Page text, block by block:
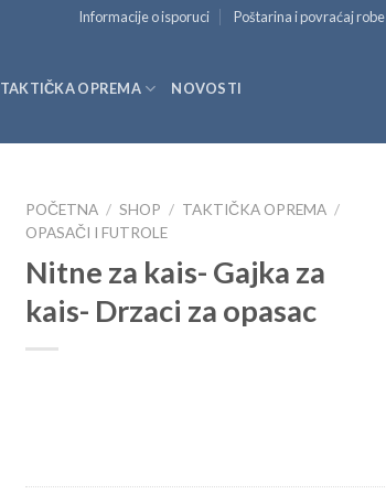
Informacije o isporuci Poštarina i povraćaj robe
TAKTIČKA OPREMA NOVOSTI
POČETNA / SHOP / TAKTIČKA OPREMA /
OPASAČI I FUTROLE
Nitne za kais- Gajka za
kais- Drzaci za opasac